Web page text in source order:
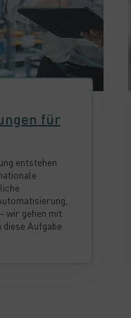
für
entstehen
wir gehen mit
Aufgabe